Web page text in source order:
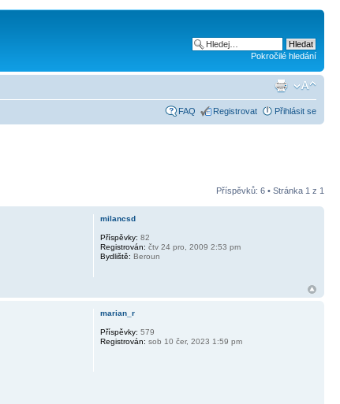
Pokročilé hledání
FAQ Registrovat Přihlásit se
Příspěvků: 6 • Stránka 1 z 1
milancsd
Příspěvky: 82
Registrován: čtv 24 pro, 2009 2:53 pm
Bydliště: Beroun
marian_r
Příspěvky: 579
Registrován: sob 10 čer, 2023 1:59 pm